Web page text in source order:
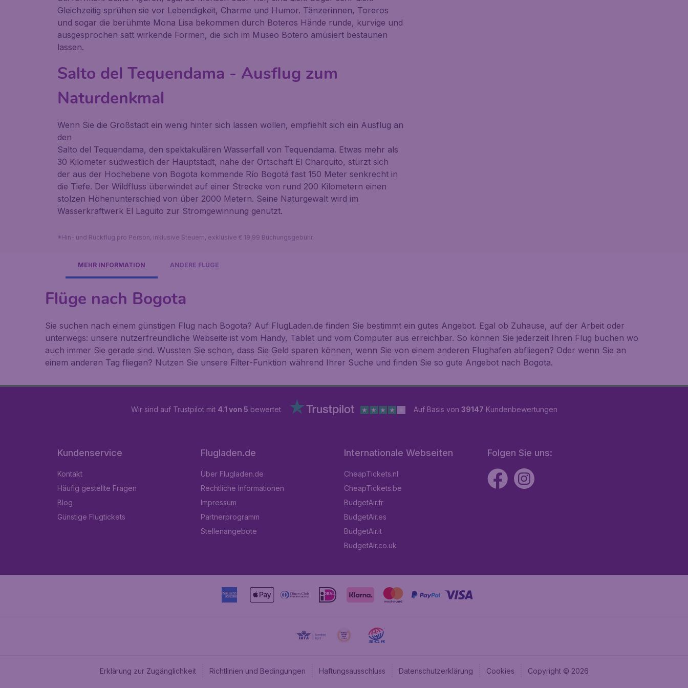
Gleichzeitig sprühen sie vor Lebendigkeit, Charme und Humor. Tänzerinnen, Toreros
und sogar die berühmte Mona Lisa bekommen durch Boteros Hände runde, kurvige und
ausgesprochen satt wirkende Formen, die sich im Museo Botero amüsiert bestaunen
lassen.
Salto del Tequendama - Ausflug zum
Naturdenkmal
Wenn Sie die Großstadt ein wenig hinter sich lassen wollen, empfiehlt sich ein Ausflug an
den
Salto del Tequendama, den spektakulären Wasserfall von Tequendama. Etwas mehr als
30 Kilometer südwestlich der Hauptstadt, nahe der Ortschaft El Charquito, stürzt sich
der aus der Hochebene von Bogota kommende Río Bogotá fast 150 Meter senkrecht in
die Tiefe. Der Wildfluss überwindet auf einer Strecke von rund 200 Kilometern einen
stolzen Höhenunterschied von über 2000 Metern. Seine Naturgewalt wird im
Wasserkraftwerk El Laguito zur Stromgewinnung genutzt.
*Hin- und Rückflug pro Person, inklusive Steuern, exklusive € 19,99 Buchungsgebühr.
MEHR INFORMATION ANDERE FLÜGE
Flüge nach Bogota
Sie suchen nach einem günstigen Flug nach Bogota? Auf FlugLaden.de finden Sie bestimmt ein gutes Angebot. Egal ob Zuhause, auf der Arbeit oder
unterwegs: unsere nutzerfreundliche Webseite ist vom Handy, Tablet und vom Computer aus erreichbar. So können Sie jederzeit Ihren Flug buchen wo
auch immer Sie gerade sind. Wussten Sie schon, dass Sie Geld sparen können, wenn Sie von einem anderen Flughafen abfliegen? Oder wenn Sie an
einem anderen Tag fliegen? Nutzen Sie unsere Filter-Funktion während Ihrer Suche und finden Sie so gute Angebot nach Bogota.
Wir sind auf Trustpilot mit 4.1 von 5 bewertet Auf Basis von 39147 Kundenbewertungen
Kundenservice
Kontakt
Häufig gestellte Fragen
Blog
Günstige Flugtickets
Flugladen.de
Über Flugladen.de
Rechtliche Informationen
Impressum
Partnerprogramm
Stellenangebote
Internationale Webseiten
CheapTickets.nl
CheapTickets.be
BudgetAir.fr
BudgetAir.es
BudgetAir.it
BudgetAir.co.uk
Folgen Sie uns:
Erklärung zur Zugänglichkeit Richtlinien und Bedingungen Haftungsausschluss Datenschutzerklärung Cookies Copyright © 2026